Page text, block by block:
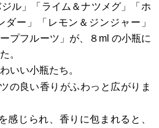
ジル」「ライム＆ナツメグ」「ホ
ー」「レモン＆ジンジャー」
プフルーツ」が、８ ml の小瓶に
。
いい小瓶たち。
の良い香りがふわっと広がりま
を感じられ、香りに包まれると、